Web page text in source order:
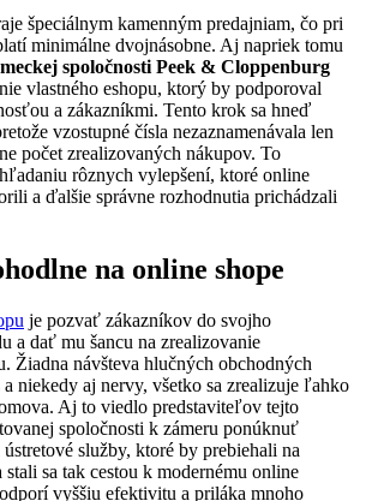
špeciálnym kamenným predajniam, čo pri
minimálne dvojnásobne. Aj napriek tomu
spoločnosti Peek & Cloppenburg
vlastného eshopu, ktorý by podporoval
a zákazníkmi. Tento krok sa hneď
vzostupné čísla nezaznamenávala len
počet zrealizovaných nákupov. To
rôznych vylepšení, ktoré online
a ďalšie správne rozhodnutia prichádzali
na online shope
je pozvať zákazníkov do svojho
a dať mu šancu na zrealizovanie
Žiadna návšteva hlučných obchodných
a niekedy aj nervy, všetko sa zrealizuje ľahko
Aj to viedlo predstaviteľov tejto
spoločnosti k zámeru ponúknuť
služby, ktoré by prebiehali na
sa tak cestou k modernému online
vyššiu efektivitu a priláka mnoho